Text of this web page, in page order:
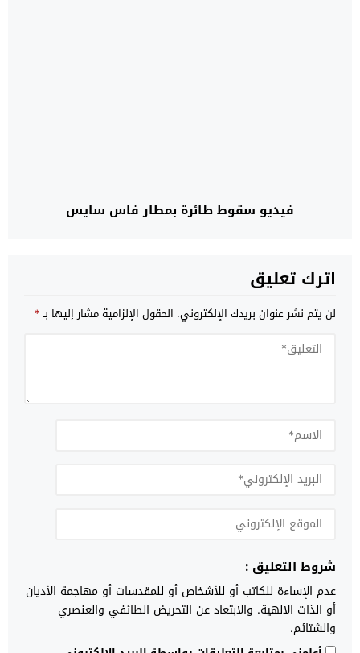
فيديو سقوط طائرة بمطار فاس سايس
اترك تعليق
لن يتم نشر عنوان بريدك الإلكتروني. الحقول الإلزامية مشار إليها بـ*
شروط التعليق :
عدم الإساءة للكاتب أو للأشخاص أو للمقدسات أو مهاجمة الأديان
أو الذات الالهية. والابتعاد عن التحريض الطائفي والعنصري
والشتائم.